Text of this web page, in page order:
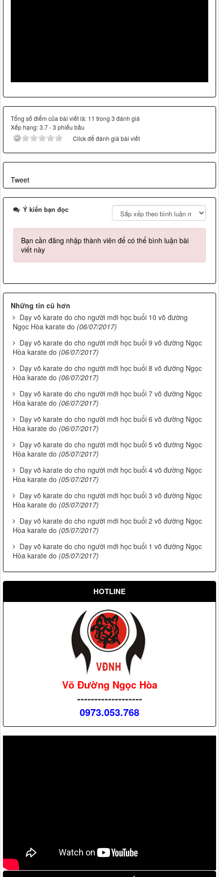
Tổng số điểm của bài viết là: 11 trong 3 đánh giá
Xếp hạng:3.7-3 phiếu bầu
Click để đánh giá bài viết
Tweet
Ý kiến bạn đọc
Bạn cần đăng nhập thành viên để có thể bình luận bài
viết này
Những tin cũ hơn
Dạy võ karate do cho người mới học buổi 10 võ đường
Ngọc Hòa karate do (06/07/2017)
Dạy võ karate do cho người mới học buổi 9 võ đường Ngọc
Hòa karate do (06/07/2017)
Dạy võ karate do cho người mới học buổi 8 võ đường Ngọc
Hòa karate do (06/07/2017)
Dạy võ karate do cho người mới học buổi 7 võ đường Ngọc
Hòa karate do (06/07/2017)
Dạy võ karate do cho người mới học buổi 6 võ đường Ngọc
Hòa karate do (06/07/2017)
Dạy võ karate do cho người mới học buổi 5 võ đường Ngọc
Hòa karate do (05/07/2017)
Dạy võ karate do cho người mới học buổi 4 võ đường Ngọc
Hòa karate do (05/07/2017)
Dạy võ karate do cho người mới học buổi 3 võ đường Ngọc
Hòa karate do (05/07/2017)
Dạy võ karate do cho người mới học buổi 2 võ đường Ngọc
Hòa karate do (05/07/2017)
Dạy võ karate do cho người mới học buổi 1 võ đường Ngọc
Hòa karate do (05/07/2017)
HOTLINE
Võ Đường Ngọc Hòa
-------------------
0973.053.768